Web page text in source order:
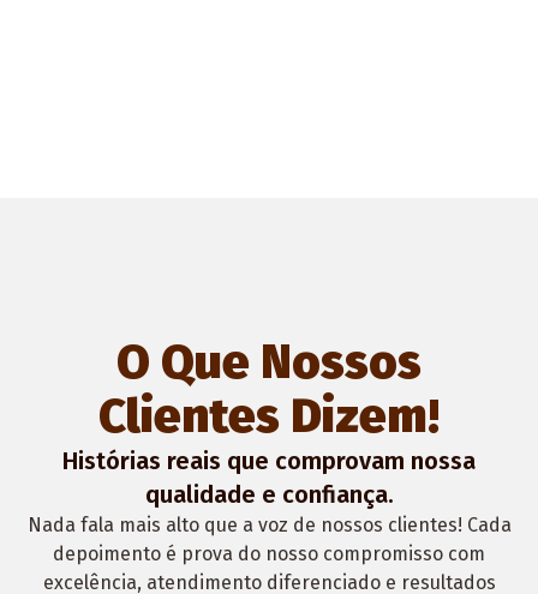
O Que Nossos
Clientes Dizem!
Histórias reais que comprovam nossa
qualidade e confiança.
Nada fala mais alto que a voz de nossos clientes! Cada
depoimento é prova do nosso compromisso com
excelência, atendimento diferenciado e resultados